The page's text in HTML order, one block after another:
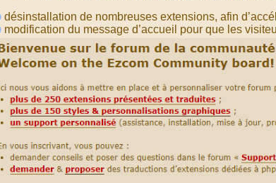
désinstallation de nombreuses extensions, afin
modification du message d’accueil pour que les